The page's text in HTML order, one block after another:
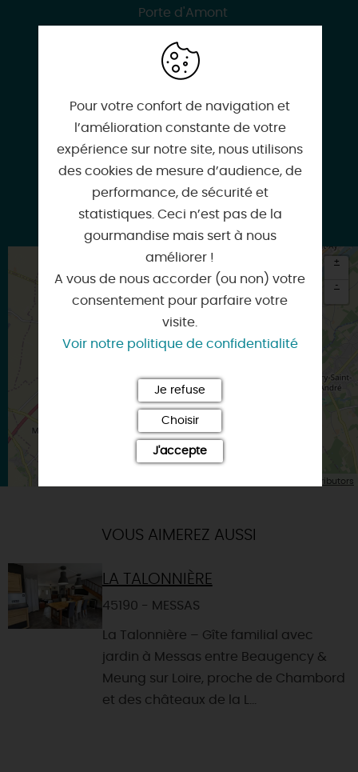
Porte d'Amont
02 38 46 94 94
meung-sur-loire.com
Itinéraire vers
MEUNG-SUR-LOIRE
+
-
OpenStreetMap contributors
VOUS AIMEREZ AUSSI
LA TALONNIÈRE
45190 - MESSAS
La Talonnière – Gîte familial avec
jardin à Messas entre Beaugency &
Meung sur Loire, proche de Chambord
et des châteaux de la L...
Pour votre confort de navigation et
l’amélioration constante de votre
expérience sur notre site, nous utilisons
des cookies de mesure d’audience, de
performance, de sécurité et
statistiques. Ceci n’est pas de la
gourmandise mais sert à nous
améliorer !
A vous de nous accorder (ou non) votre
consentement pour parfaire votre
visite.
Voir notre politique de confidentialité
Je refuse
Choisir
J'accepte